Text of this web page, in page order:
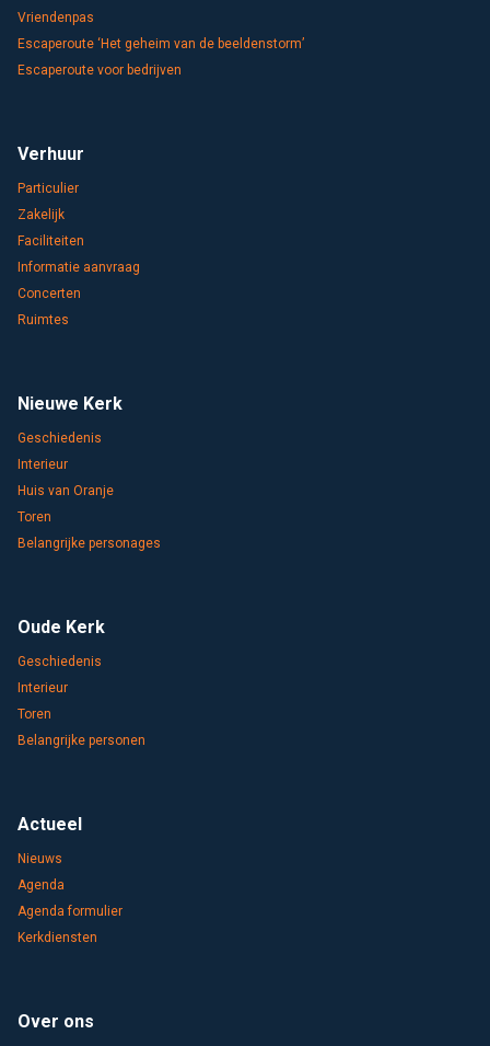
Vriendenpas
Escaperoute ‘Het geheim van de beeldenstorm’
Escaperoute voor bedrijven
Verhuur
Particulier
Zakelijk
Faciliteiten
Informatie aanvraag
Concerten
Ruimtes
Nieuwe Kerk
Geschiedenis
Interieur
Huis van Oranje
Toren
Belangrijke personages
Oude Kerk
Geschiedenis
Interieur
Toren
Belangrijke personen
Actueel
Nieuws
Agenda
Agenda formulier
Kerkdiensten
Over ons